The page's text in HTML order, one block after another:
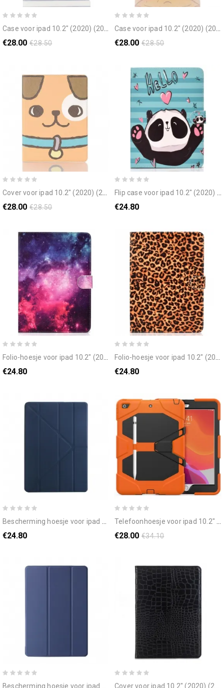
case voor ipad 10.2" (2020) (2019) / air 10.5" / pro 10.5" marine
€28.00 €28.50
case voor ipad 10.2" (2020) (2019) / air 10.5" / pro 10.5" kat
€28.00 €28.50
cover voor ipad 10.2" (2020) (2019) / air 10.5" / pro 10.5" hond
€28.00 €28.50
flip case voor ipad 10.2" (2020) (2019) / air 10.5" / pro 10.5" panda
€24.80
folio-hoesje voor ipad 10.2" (2020) (2019) / air 10.5" / pro 10.5" universum
€24.80
folio-hoesje voor ipad 10.2" (2020) (2019) / air 10.5" / pro 10.5" luipaard
€24.80
bescherming hoesje voor ipad 10.2" (2020) (2019) / air 10.5" / pro 10.5" origami kunstleer
€24.80
telefoonhoesje voor ipad 10.2" (2020) (2019) / air 10.5" / pro 10.5" super stevig afneembaar
€28.00 €34.10
bescherming hoesje voor ipad 10.2" (2020) (2019) / air 10.5" / pro 10.5" drie strengen cover voor ipad 10.2" (2020) (2019) / air 10.5" / pro 10.5" krokodillenleer stijl